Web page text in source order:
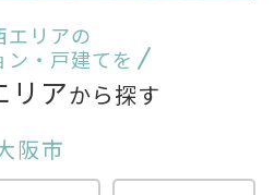
エリアの
ン・戸建てを
リアから探す
阪市